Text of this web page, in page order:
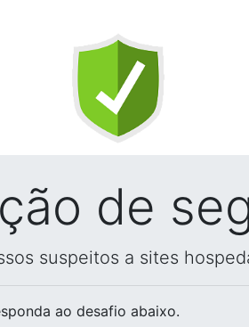
de
suspeitos a sites
ao desafio abaixo.